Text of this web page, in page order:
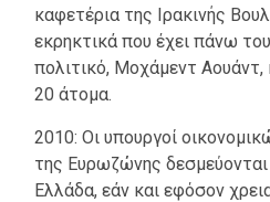
καφετέρια της Ιρακινής
εκρηκτικά που έχει πάνω
πολιτικό, Μοχάμεντ Αουάντ,
20 άτομα.
2010: Οι υπουργοί
της Ευρωζώνης
Ελλάδα, εάν και εφόσον